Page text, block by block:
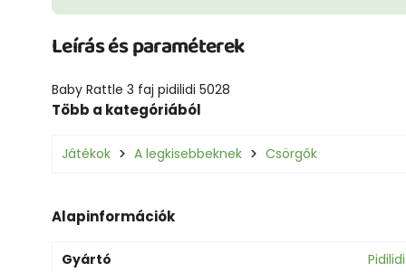
Leírás és paraméterek
Baby Rattle 3 faj pidilidi 5028
Több a kategóriából
Játékok A legkisebbeknek Csörgők
Alapinformációk
Gyártó
Pidilidi